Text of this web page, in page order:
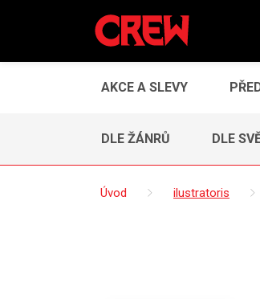
AKCE A SLEVY
DLE ŽÁNRŮ DLE
Úvod ilustratoris